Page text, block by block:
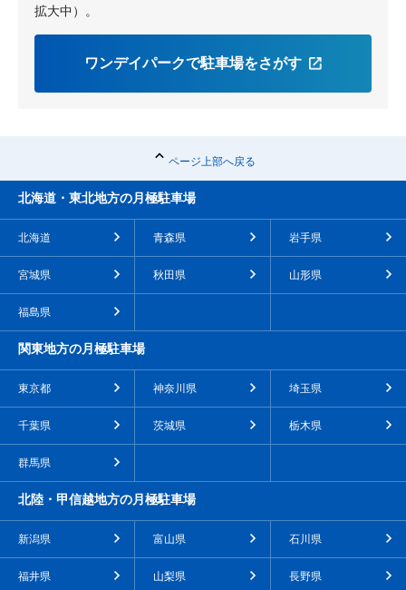
拡大中）。
ワンデイパークで駐車場をさがす
ページ上部へ戻る
北海道・東北地方の月極駐車場
北海道 青森県 岩手県
宮城県 秋田県 山形県
福島県
関東地方の月極駐車場
東京都 神奈川県 埼玉県
千葉県 茨城県 栃木県
群馬県
北陸・甲信越地方の月極駐車場
新潟県 富山県 石川県
福井県 山梨県 長野県